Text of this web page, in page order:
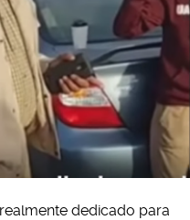
dedicado para